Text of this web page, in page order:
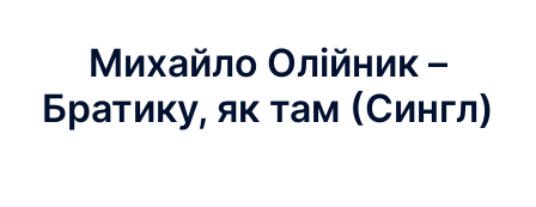
Михайло Олійник –
Братику, як там (Сингл)